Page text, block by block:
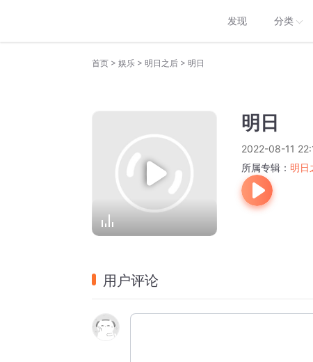
发现 分类
首页 > 娱乐 > 明日之后 > 明日
明日
2022-08-11
所属专辑： 明日
用户评论